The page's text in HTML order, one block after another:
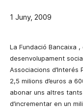
1 Juny, 2009
La Fundació Bancaixa ,
desenvolupament
Associacions d’Interés
2,5 milions d’euros a
abonar uns altres
d’incrementar en un